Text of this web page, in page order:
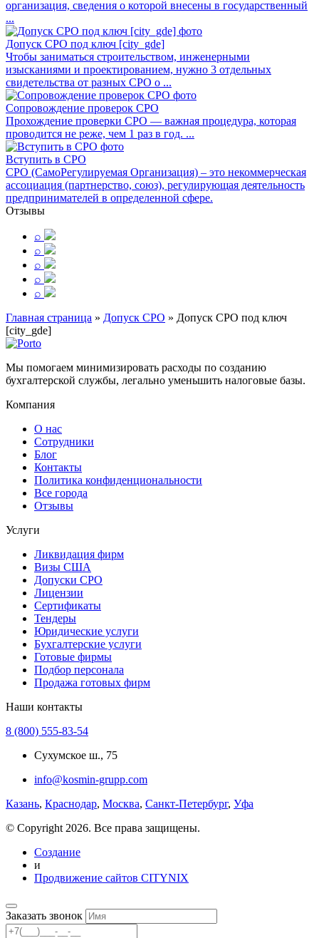
организация, сведения о которой внесены в государственный
...
Допуск СРО под ключ [city_gde]
Чтобы заниматься строительством, инженерными
изысканиями и проектированием, нужно 3 отдельных
свидетельства от разных СРО о ...
Сопровождение проверок СРО
Прохождение проверки СРО — важная процедура, которая
проводится не реже, чем 1 раз в год. ...
Вступить в СРО
СРО (СамоРегулируемая Организация) – это некоммерческая
ассоциация (партнерство, союз), регулирующая деятельность
предпринимателей в определенной сфере.
Отзывы
⌕
⌕
⌕
⌕
⌕
Главная страница » Допуск СРО » Допуск СРО под ключ
[city_gde]
Мы помогаем минимизировать расходы по созданию
бухгалтерской службы, легально уменьшить налоговые базы.
Компания
О нас
Сотрудники
Блог
Контакты
Политика конфиденциональности
Все города
Отзывы
Услуги
Ликвидация фирм
Визы США
Допуски СРО
Лицензии
Сертификаты
Тендеры
Юридические услуги
Бухгалтерские услуги
Готовые фирмы
Подбор персонала
Продажа готовых фирм
Наши контакты
8 (800) 555-83-54
Сухумское ш., 75
info@kosmin-grupp.com
Казань, Краснодар, Москва, Санкт-Петербург, Уфа
© Copyright 2026. Все права защищены.
Создание
и
Продвижение сайтов CITYNIX
Заказать звонок